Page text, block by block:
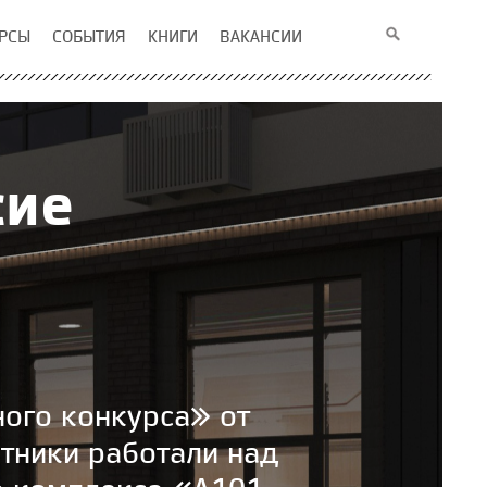
СОБЫТИЯ КНИГИ ВАКАНСИИ
конкурса» от
работали над